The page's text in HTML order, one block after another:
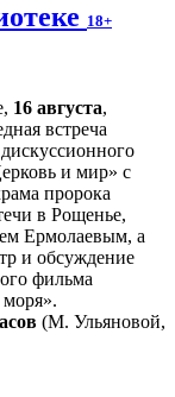
18+
16 августа,
встреча
и мир» с
пророка
в Рощенье,
Ермолаевым, а
и обсуждение
фильма
(М. Ульяновой,